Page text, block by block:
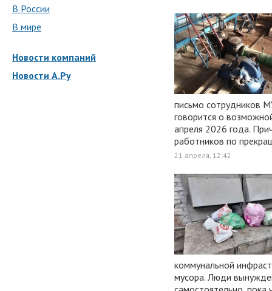
В России
В мире
Новости компаний
Новости А.Ру
письмо сотрудников
говорится о
апреля 2026 года.
работников по
21 апреля, 12:42
коммунальной
мусора. Люди